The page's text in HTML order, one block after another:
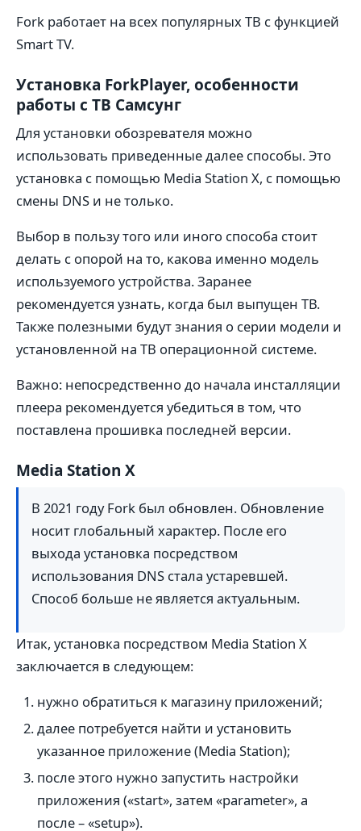
Fork работает на всех популярных ТВ с функцией
Smart TV.
Установка ForkPlayer, особенности
работы с ТВ Самсунг
Для установки обозревателя можно
использовать приведенные далее способы. Это
установка с помощью Media Station X, с помощью
смены DNS и не только.
Выбор в пользу того или иного способа стоит
делать с опорой на то, какова именно модель
используемого устройства. Заранее
рекомендуется узнать, когда был выпущен ТВ.
Также полезными будут знания о серии модели и
установленной на ТВ операционной системе.
Важно: непосредственно до начала инсталляции
плеера рекомендуется убедиться в том, что
поставлена прошивка последней версии.
Media Station X
В 2021 году Fork был обновлен. Обновление
носит глобальный характер. После его
выхода установка посредством
использования DNS стала устаревшей.
Способ больше не является актуальным.
Итак, установка посредством Media Station X
заключается в следующем:
нужно обратиться к магазину приложений;
далее потребуется найти и установить
указанное приложение (Media Station);
после этого нужно запустить настройки
приложения («start», затем «parameter», а
после – «setup»).